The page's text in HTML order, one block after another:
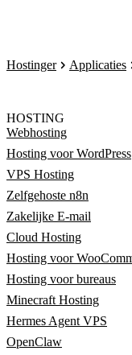
Hostinger Applicaties
HOSTING
Webhosting
Hosting voor WordPress
VPS Hosting
Zelfgehoste n8n
Zakelijke E-mail
Cloud Hosting
Hosting voor
Hosting voor bureaus
Minecraft Hosting
Hermes Agent VPS
OpenClaw